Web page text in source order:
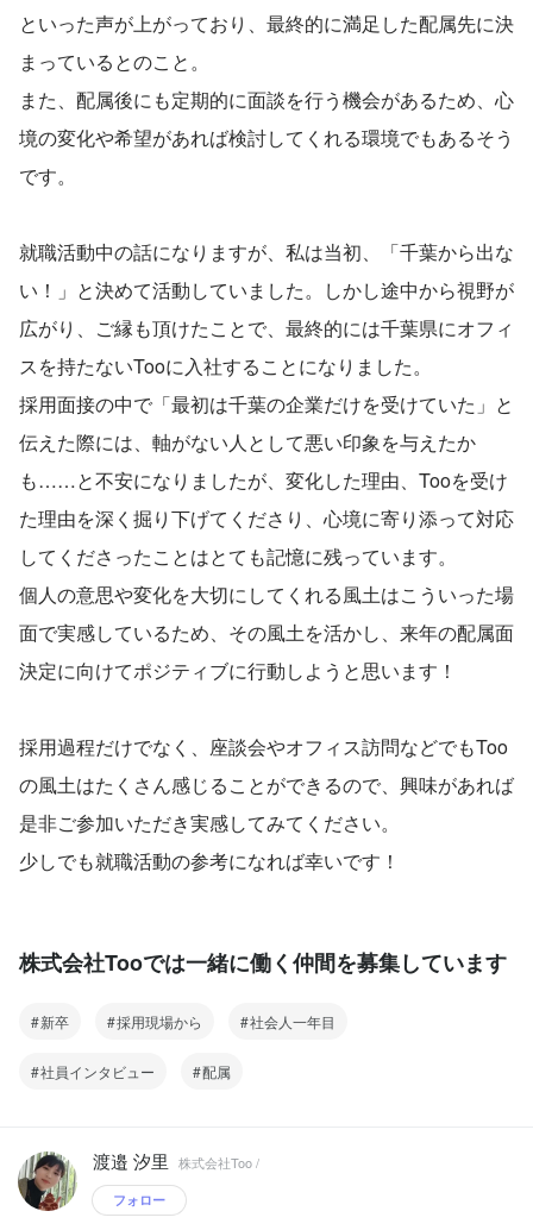
といった声が上がっており、最終的に満足した配属先に決
まっているとのこと。
また、配属後にも定期的に面談を行う機会があるため、心
境の変化や希望があれば検討してくれる環境でもあるそう
です。
就職活動中の話になりますが、私は当初、「千葉から出な
い！」と決めて活動していました。しかし途中から視野が
広がり、ご縁も頂けたことで、最終的には千葉県にオフィ
スを持たないTooに入社することになりました。
採用面接の中で「最初は千葉の企業だけを受けていた」と
伝えた際には、軸がない人として悪い印象を与えたか
も……と不安になりましたが、変化した理由、Tooを受け
た理由を深く掘り下げてくださり、心境に寄り添って対応
してくださったことはとても記憶に残っています。
個人の意思や変化を大切にしてくれる風土はこういった場
面で実感しているため、その風土を活かし、来年の配属面
決定に向けてポジティブに行動しようと思います！
採用過程だけでなく、座談会やオフィス訪問などでもToo
の風土はたくさん感じることができるので、興味があれば
是非ご参加いただき実感してみてください。
少しでも就職活動の参考になれば幸いです！
株式会社Tooでは一緒に働く仲間を募集しています
新卒 採用現場から 社会人一年目
社員インタビュー 配属
渡邉 汐里 株式会社Too /
フォロー